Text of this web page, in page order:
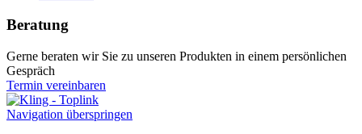
Beratung
Gerne beraten wir Sie zu unseren Produkten in einem persönlichen
Gespräch
Termin vereinbaren
Navigation überspringen